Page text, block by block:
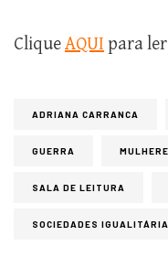
CliqueAQUI para
ADRIANA CARRANCA
GUERRA
SALA DE LEITURA
SOCIEDADES